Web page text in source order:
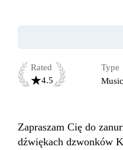
Rated
4.5
Type
Music
Zapraszam Cię do
dźwiękach dzwonków